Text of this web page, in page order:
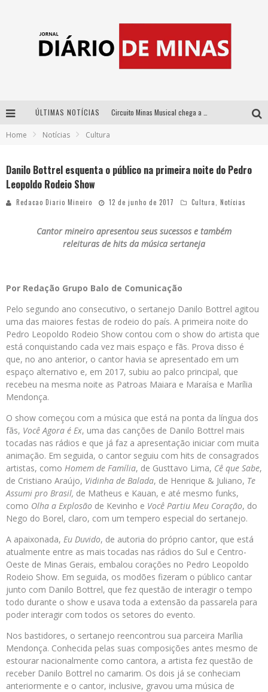
ÚLTIMAS NOTÍCIAS
Home Notícias Cultura
Danilo Bottrel esquenta o público na primeira noite do Pedro
Leopoldo Rodeio Show
Redacao Diario Mineiro 12 de junho de 2017 Cultura Notícias
Cantor mineiro apresentou seus sucessos e também
releituras de hits da música sertaneja
Por Redação Grupo Balo de Comunicação
Pelo segundo ano consecutivo, o sertanejo Danilo Bottrel agitou
uma das maiores festas de rodeio do país. A primeira noite do
Pedro Leopoldo Rodeio Show contou com o show do artista que
está conquistando cada vez mais espaço e fãs. Prova disso é
que, no ano anterior, o cantor havia se apresentado em um
espaço alternativo e, em 2017, subiu ao palco principal, que
recebeu na mesma noite as Patroas Maiara e Maraísa e Marília
Mendonça.
O show começou com a música que está na ponta da língua dos
fãs, Você Agora é Ex, uma das canções de Danilo Bottrel mais
tocadas nas rádios e que já faz a apresentação iniciar com muita
animação. Em seguida, o cantor seguiu com hits de consagrados
artistas, como Homem de Família, de Gusttavo Lima, Cê que Sabe,
de Cristiano Araújo, Vidinha de Balada, de Henrique & Juliano, Te
Assumi pro Brasil, de Matheus e Kauan, e até mesmo funks,
como Olha a Explosão de Kevinho e Você Partiu Meu Coração, do
Nego do Borel, claro, com um tempero especial do sertanejo.
A apaixonada, Eu Duvido, de autoria do próprio cantor, que está
atualmente entre as mais tocadas nas rádios do Sul e Centro-
Oeste de Minas Gerais, embalou corações no Pedro Leopoldo
Rodeio Show. Em seguida, os modões fizeram o público cantar
junto com Danilo Bottrel, que fez questão de interagir o tempo
todo durante o show e usava toda a extensão da passarela para
poder interagir com todos os setores do evento.
Nos bastidores, o sertanejo reencontrou sua parceira Marília
Mendonça. Conhecida pelas suas composições antes mesmo de
estourar nacionalmente como cantora, a artista fez questão de
receber Danilo Bottrel no camarim. Os dois já se conheciam
anteriormente e o cantor, inclusive, gravou uma música de